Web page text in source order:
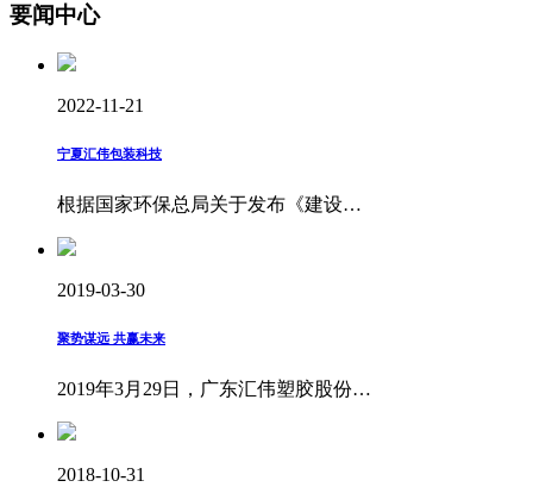
要闻中心
2022-11-21
宁夏汇伟包装科技
根据国家环保总局关于发布《建设…
2019-03-30
聚势谋远 共赢未来
2019年3月29日，广东汇伟塑胶股份…
2018-10-31